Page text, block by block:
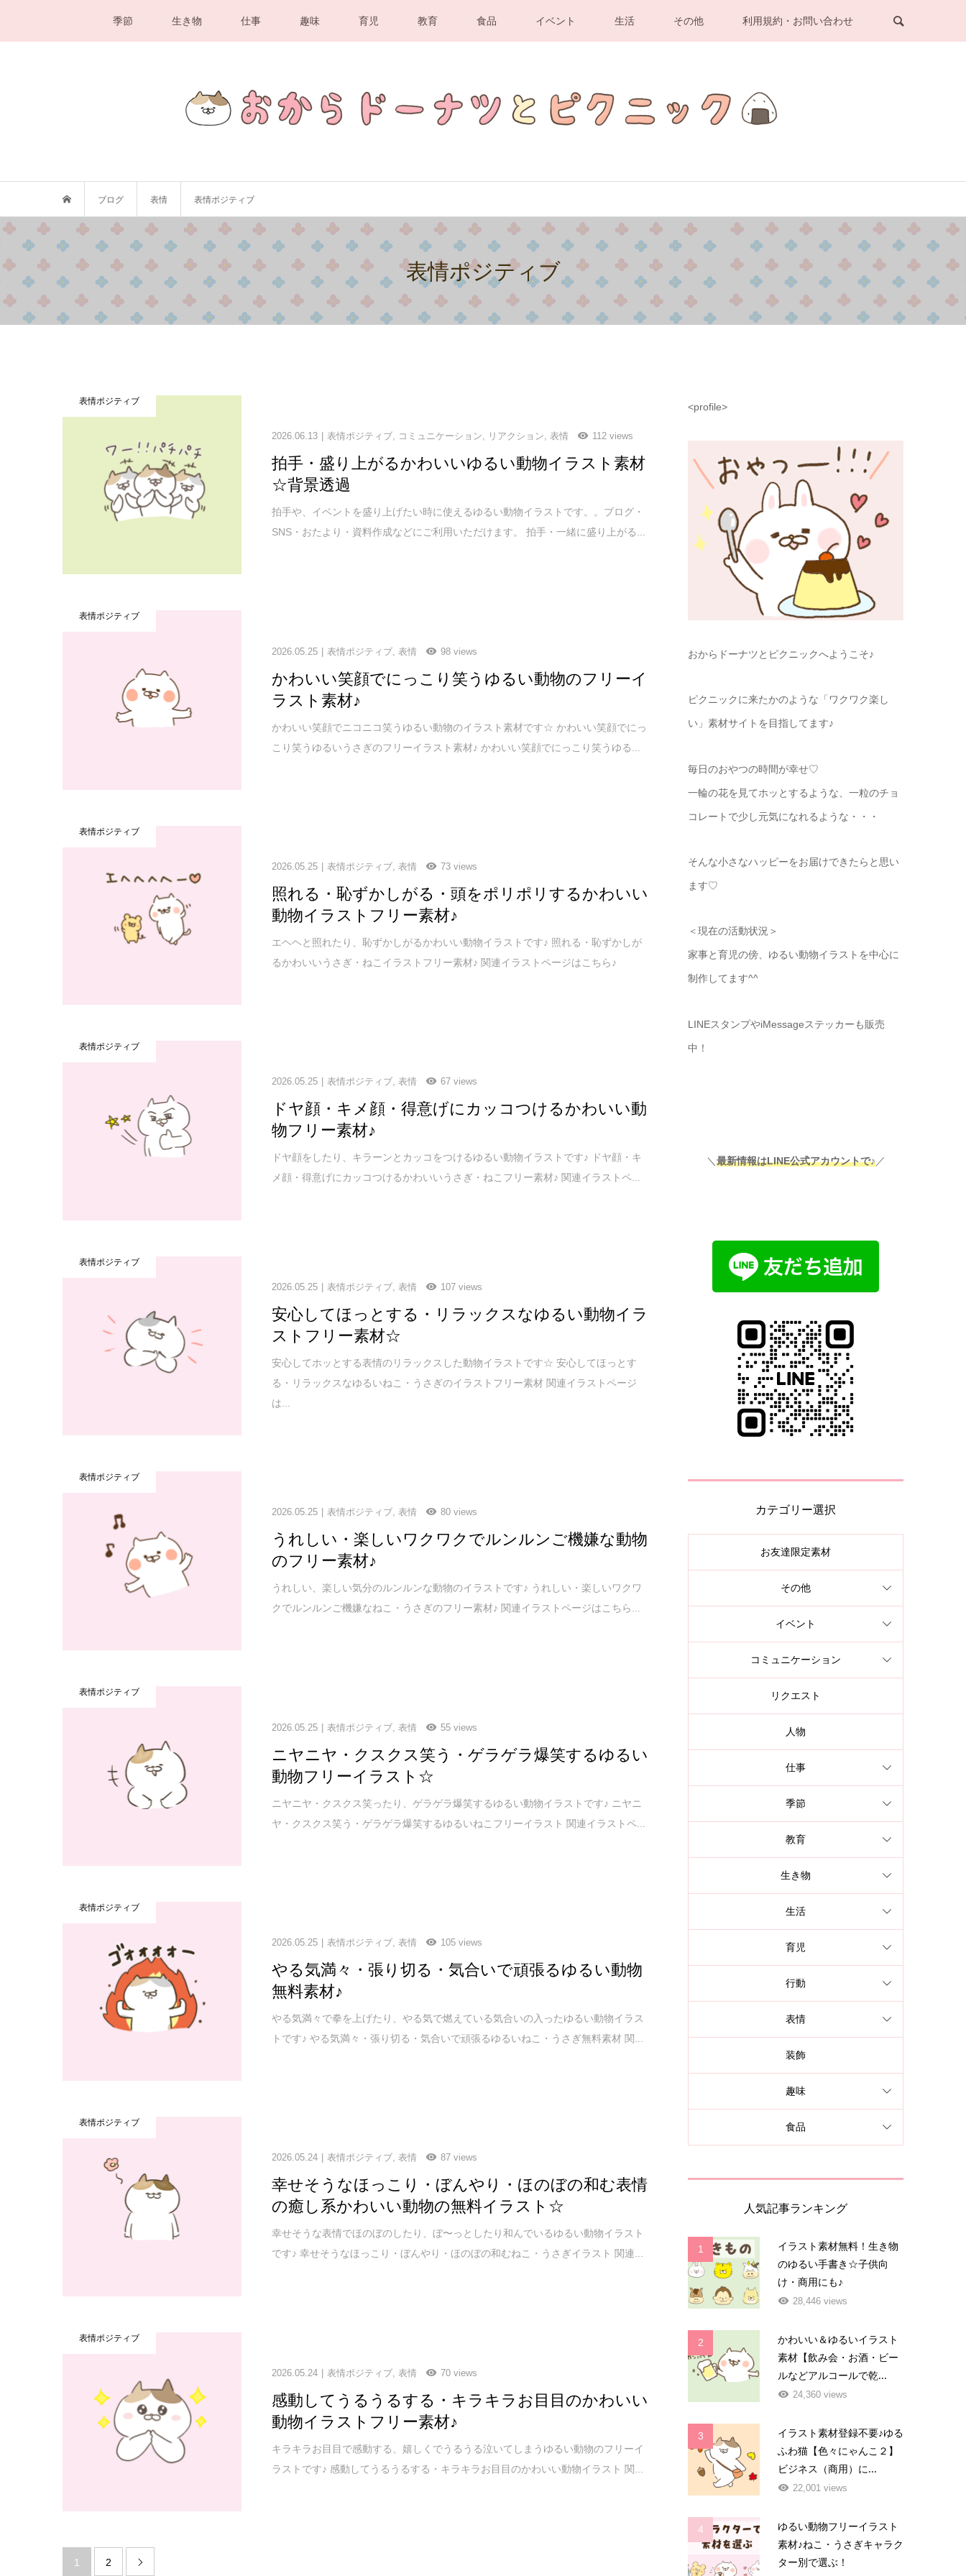
季節 生き物 仕事 趣味 育児 教育 食品 イベント 生活 その他 利用規約・お問い合わせ
ブログ 表情 表情ポジティブ
表情ポジティブ
表情ポジティブ
2026.06.13 表情ポジティブ, コミュニケーション, リアクション,表情 112 views
拍手・盛り上がるかわいいゆるい動物イラスト素材
☆背景透過
拍手や、イベントを盛り上げたい時に使えるゆるい動物イラストです。。ブログ・
SNS・おたより・資料作成などにご利用いただけます。 拍手・一緒に盛り上がる...
表情ポジティブ
2026.05.25 表情ポジティブ ,表情 98 views
かわいい笑顔でにっこり笑うゆるい動物のフリーイ
ラスト素材♪
かわいい笑顔でニコニコ笑うゆるい動物のイラスト素材です☆ かわいい笑顔でにっ
こり笑うゆるいうさぎのフリーイラスト素材♪ かわいい笑顔でにっこり笑うゆる...
表情ポジティブ
2026.05.25 表情ポジティブ ,表情 73 views
照れる・恥ずかしがる・頭をポリポリするかわいい
動物イラストフリー素材♪
エヘヘと照れたり、恥ずかしがるかわいい動物イラストです♪ 照れる・恥ずかしが
るかわいいうさぎ・ねこイラストフリー素材♪ 関連イラストページはこちら♪
表情ポジティブ
2026.05.25 表情ポジティブ,表情 67 views
ドヤ顔・キメ顔・得意げにカッコつけるかわいい動
物フリー素材♪
ドヤ顔をしたり、キラーンとカッコをつけるゆるい動物イラストです♪ ドヤ顔・キ
メ顔・得意げにカッコつけるかわいいうさぎ・ねこフリー素材♪ 関連イラストペ...
表情ポジティブ
2026.05.25 表情ポジティブ ,表情 107 views
安心してほっとする・リラックスなゆるい動物イラ
ストフリー素材☆
安心してホッとする表情のリラックスした動物イラストです☆ 安心してほっとす
る・リラックスなゆるいねこ・うさぎのイラストフリー素材 関連イラストページ
は...
表情ポジティブ
2026.05.25 表情ポジティブ,表情 80 views
うれしい・楽しいワクワクでルンルンご機嫌な動物
のフリー素材♪
うれしい、楽しい気分のルンルンな動物のイラストです♪ うれしい・楽しいワクワ
クでルンルンご機嫌なねこ・うさぎのフリー素材♪ 関連イラストページはこちら...
表情ポジティブ
2026.05.25 表情ポジティブ ,表情 55 views
ニヤニヤ・クスクス笑う・ゲラゲラ爆笑するゆるい
動物フリーイラスト☆
ニヤニヤ・クスクス笑ったり、ゲラゲラ爆笑するゆるい動物イラストです♪ ニヤニ
ヤ・クスクス笑う・ゲラゲラ爆笑するゆるいねこフリーイラスト 関連イラストペ...
表情ポジティブ
2026.05.25 表情ポジティブ ,表情 105 views
やる気満々・張り切る・気合いで頑張るゆるい動物
無料素材♪
やる気満々で拳を上げたり、やる気で燃えている気合いの入ったゆるい動物イラス
トです♪ やる気満々・張り切る・気合いで頑張るゆるいねこ・うさぎ無料素材 関...
表情ポジティブ
2026.05.24 表情ポジティブ,表情 87 views
幸せそうなほっこり・ぼんやり・ほのぼの和む表情
の癒し系かわいい動物の無料イラスト☆
幸せそうな表情でほのぼのしたり、ぼ〜っとしたり和んでいるゆるい動物イラスト
です♪ 幸せそうなほっこり・ぼんやり・ほのぼの和むねこ・うさぎイラスト 関連...
表情ポジティブ
2026.05.24 表情ポジティブ ,表情 70 views
感動してうるうるする・キラキラお目目のかわいい
動物イラストフリー素材♪
キラキラお目目で感動する、嬉しくでうるうる泣いてしまうゆるい動物のフリーイ
ラストです♪ 感動してうるうるする・キラキラお目目のかわいい動物イラスト 関...
1 2 
<profile>
おからドーナツとピクニックへようこそ♪
ピクニックに来たかのような「ワクワク楽し
い」素材サイトを目指してます♪
毎日のおやつの時間が幸せ♡
一輪の花を見てホッとするような、一粒のチョ
コレートで少し元気になれるような・・・
そんな小さなハッピーをお届けできたらと思い
ます♡
＜現在の活動状況＞
家事と育児の傍、ゆるい動物イラストを中心に
制作してます^^
LINEスタンプやiMessageステッカーも販売
中！
＼ 最新情報はLINE公式アカウントで♪／
カテゴリー選択
お友達限定素材
その他
イベント
コミュニケーション
リクエスト
人物
仕事
季節
教育
生き物
生活
育児
行動
表情
装飾
趣味
食品
人気記事ランキング
1
イラスト素材無料！生き物
のゆるい手書き☆子供向
け・商用にも♪
28,446 views
2
かわいい＆ゆるいイラスト
素材【飲み会・お酒・ビー
ルなどアルコールで乾...
24,360 views
3
イラスト素材登録不要♪ゆる
ふわ猫【色々にゃんこ２】
ビジネス（商用）に...
22,001 views
4
ゆるい動物フリーイラスト
素材♪ねこ・うさぎキャラク
ター別で選ぶ！